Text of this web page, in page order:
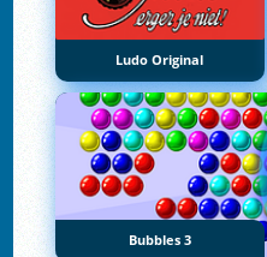
Ludo Original
Bubbles 3